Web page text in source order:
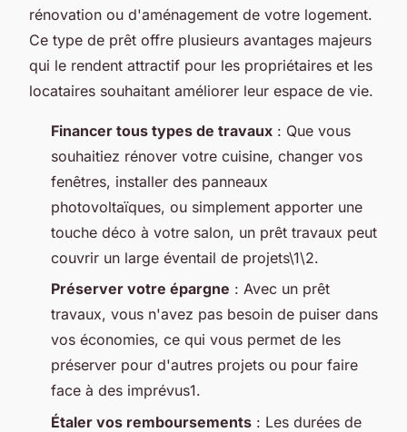
rénovation ou d'aménagement de votre logement.
Ce type de prêt offre plusieurs avantages majeurs
qui le rendent attractif pour les propriétaires et les
locataires souhaitant améliorer leur espace de vie.
Financer tous types de travaux : Que vous
souhaitiez rénover votre cuisine, changer vos
fenêtres, installer des panneaux
photovoltaïques, ou simplement apporter une
touche déco à votre salon, un prêt travaux peut
couvrir un large éventail de projets\1\2.
Préserver votre épargne : Avec un prêt
travaux, vous n'avez pas besoin de puiser dans
vos économies, ce qui vous permet de les
préserver pour d'autres projets ou pour faire
face à des imprévus1.
Étaler vos remboursements : Les durées de